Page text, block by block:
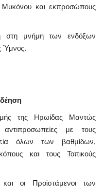
Μυκόνου και εκπροσώπους
στη μνήμη των ενδόξων
Ύμνος.
της Ηρωίδας Μαντώς
με τους
όλων των βαθμίδων,
και τους Τοπικούς
οι Προϊστάμενοι των